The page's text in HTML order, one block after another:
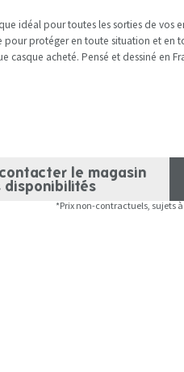
idéal pour toutes les sorties de vos
pour protéger en toute situation et en
casque acheté. Pensé et dessiné en
le magasin
*Prix non-contractuels, sujets